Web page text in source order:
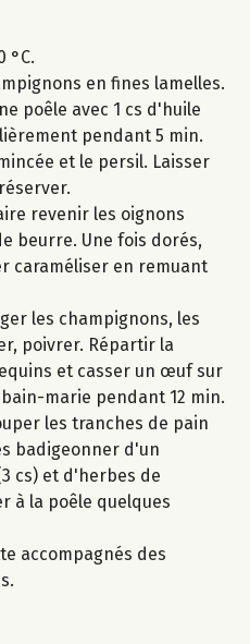
°C.
en fines lamelles.
poêle avec 1 cs d'huile
pendant 5 min.
et le persil. Laisser
revenir les oignons
beurre. Une fois dorés,
caraméliser en remuant
les champignons, les
poivrer. Répartir la
et casser un œuf sur
marie pendant 12 min.
les tranches de pain
badigeonner d'un
cs) et d'herbes de
à la poêle quelques
accompagnés des